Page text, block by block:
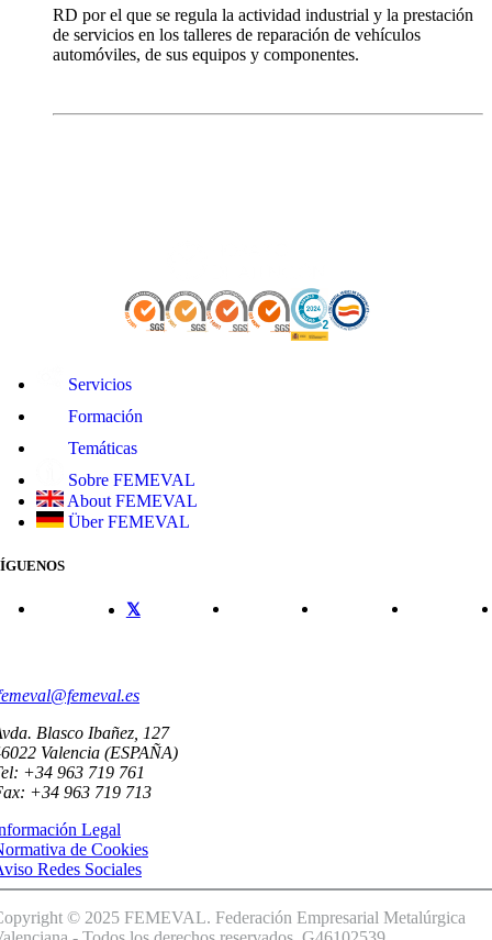
RD por el que se regula la actividad industrial y la prestación
de servicios en los talleres de reparación de vehículos
automóviles, de sus equipos y componentes.
Servicios
Formación
Temáticas
Sobre FEMEVAL
About FEMEVAL
Über FEMEVAL
Blasco Ibañez, 127
Valencia (ESPAÑA)
+34 963 719 761
+34 963 719 713
Legal
de Cookies
Redes Sociales
© 2025 FEMEVAL. Federación Empresarial Metalúrgica